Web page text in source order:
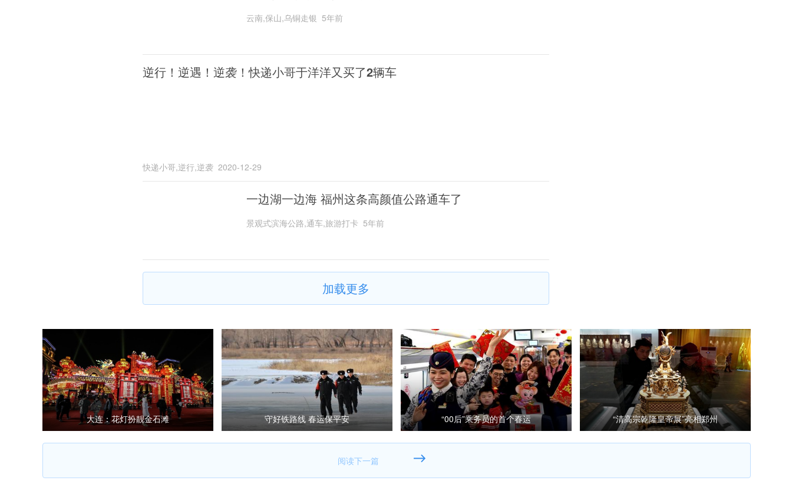
云南,保山,乌铜走银 5年前
逆行！逆遇！逆袭！快递小哥于洋洋又买了2辆车
快递小哥,逆行,逆袭 2020-12-29
一边湖一边海 福州这条高颜值公路通车了
景观式滨海公路,通车,旅游打卡 5年前
加载更多
大连：花灯扮靓金石滩 守好铁路线 春运保平安 “00后”乘务员的首个春运 “清高宗乾隆皇帝展”亮相郑州